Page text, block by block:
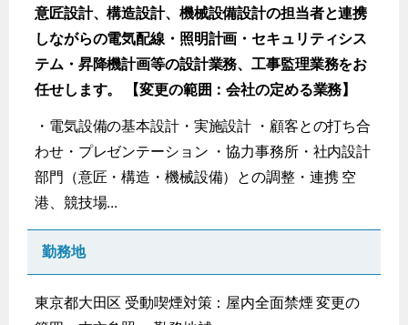
意匠設計、構造設計、機械設備設計の担当者と連携
しながらの電気配線・照明計画・セキュリティシス
テム・昇降機計画等の設計業務、工事監理業務をお
任せします。 【変更の範囲：会社の定める業務】
・電気設備の基本設計・実施設計 ・顧客との打ち合
わせ・プレゼンテーション ・協力事務所・社内設計
部門（意匠・構造・機械設備）との調整・連携 空
港、競技場...
勤務地
東京都大田区 受動喫煙対策：屋内全面禁煙 変更の